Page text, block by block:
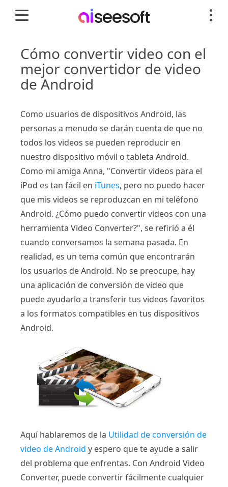
Cómo convertir video con el
mejor convertidor de video
de Android
Como usuarios de dispositivos Android, las
personas a menudo se darán cuenta de que no
todos los videos se pueden reproducir en
nuestro dispositivo móvil o tableta Android.
Como mi amiga Anna, "Convertir videos para el
iPod es tan fácil en iTunes, pero no puedo hacer
que mis videos se reproduzcan en mi teléfono
Android. ¿Cómo puedo convertir videos con una
herramienta Video Converter?", se refirió a él
cuando conversamos la semana pasada. En
realidad, es un tema común que encontrarán
los usuarios de Android. No se preocupe, hay
una aplicación de conversión de video que
puede ayudarlo a transferir tus videos favoritos
a los formatos compatibles en tus dispositivos
Android.
Aquí hablaremos de la Utilidad de conversión de
video de Android y espero que te ayude a salir
del problema que enfrentas. Con Android Video
Converter, puede convertir fácilmente cualquier